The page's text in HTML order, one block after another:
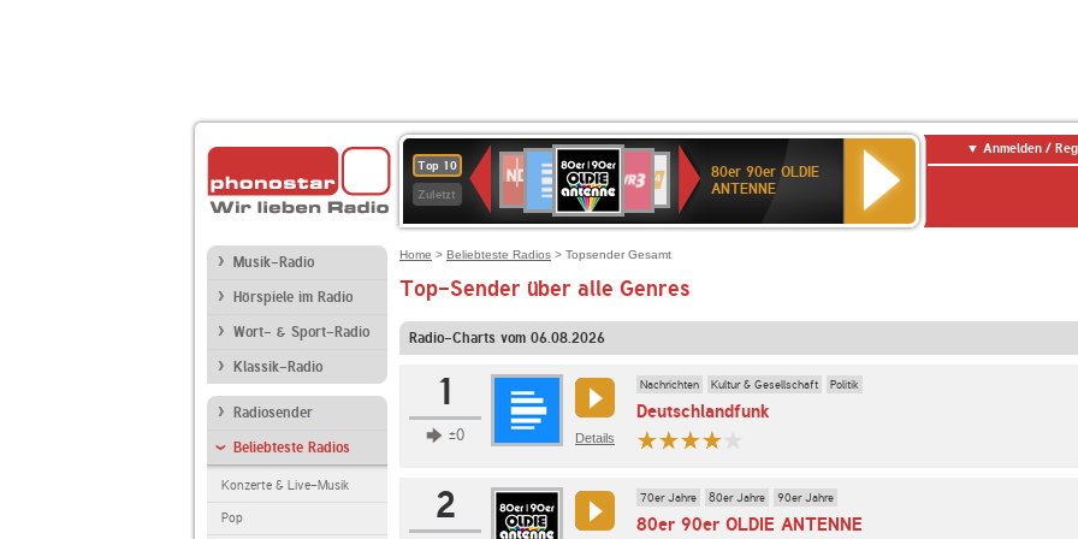
Top 10
Zuletzt
Deutschlandfunk
80er
90er
OLDIE
ANTENNE
SWR3
SWR
Kultur
NDR
2
80er 90er OLDIE
ANTENNE
Anmelden /
Musik-Radio
Hörspiele im Radio
Wort- & Sport-Radio
Klassik-Radio
Radiosender
Beliebteste Radios
Konzerte & Live-Musik
Pop
Home > Beliebteste Radios > Topsender Gesamt
Top-Sender über alle Genres
Radio-Charts vom 06.08.2026
1
±0 Details
Nachrichten Kultur & Gesellschaft Politik
Deutschlandfunk
2 70er Jahre 80er Jahre 90er Jahre
80er 90er OLDIE ANTENNE